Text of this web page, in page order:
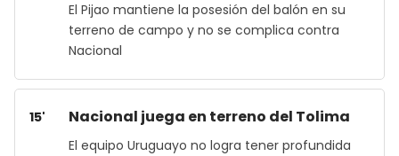
El Pijao mantiene la posesión del balón en su
terreno de campo y no se complica contra
Nacional
15' Nacional juega en terreno del Tolima
El equipo Uruguayo no logra tener profundida